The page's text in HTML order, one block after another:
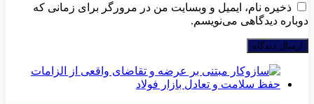
ذخیره نام، ایمیل و وبسایت من در مرورگر برای زمانی که
دوباره دیدگاهی می‌نویسم.